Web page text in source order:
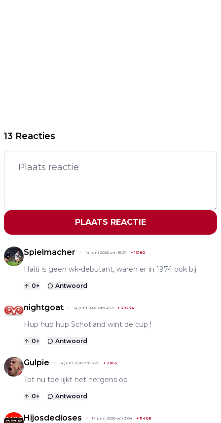
13 Reacties
PLAATS REACTIE
Spielmacher 14 juni 2026 om 15:27 +13180
Haïti is geen wk-debutant, waren er in 1974 ook bij.
0+ Antwoord
nightgoat 14 juni 2026 om 4:53 + 39274
Hup hup hup Schotland wint de cup !
0+ Antwoord
Gulpie 14 juni 2026 om 3:28 + 2866
Tot nu toe lijkt het nergens op
0+ Antwoord
Hijosdedioses 14 juni 2026 om 3:04 +11408